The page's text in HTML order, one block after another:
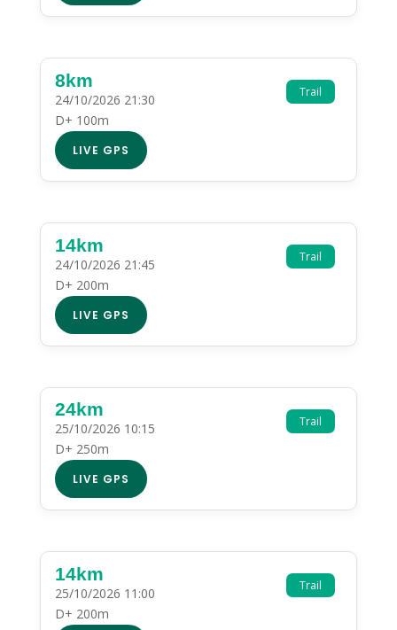
Trail
8km
24/10/2026 21:30
D+ 100m
LIVE GPS
Trail
14km
24/10/2026 21:45
D+ 200m
LIVE GPS
Trail
24km
25/10/2026 10:15
D+ 250m
LIVE GPS
Trail
14km
25/10/2026 11:00
D+ 200m